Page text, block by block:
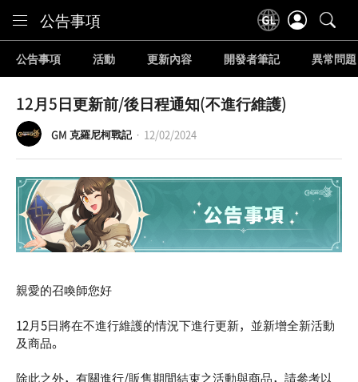
公告事項
公告事項 活動 更新內容 開發者筆記 異常問題
12月5日更新前/後日程通知(不進行維護)
GM 克羅尼柯戰記 12/02/2024
親愛的召喚師您好
12月5日將在不進行維護的情況下進行更新，並新增全新活動
及商品。
除此之外，有關進行/販售期間結束之活動與商品，請參考以